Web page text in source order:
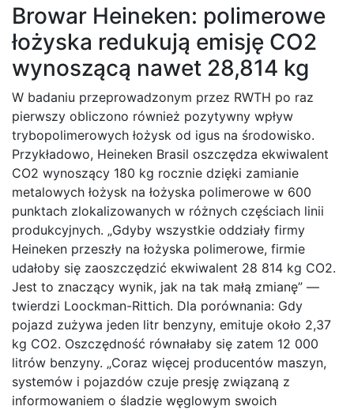
Browar Heineken: polimerowe
łożyska redukują emisję CO2
wynoszącą nawet 28,814 kg
W badaniu przeprowadzonym przez RWTH po raz
pierwszy obliczono również pozytywny wpływ
trybopolimerowych łożysk od igus na środowisko.
Przykładowo, Heineken Brasil oszczędza ekwiwalent
CO2 wynoszący 180 kg rocznie dzięki zamianie
metalowych łożysk na łożyska polimerowe w 600
punktach zlokalizowanych w różnych częściach linii
produkcyjnych. „Gdyby wszystkie oddziały firmy
Heineken przeszły na łożyska polimerowe, firmie
udałoby się zaoszczędzić ekwiwalent 28 814 kg CO2.
Jest to znaczący wynik, jak na tak małą zmianę” —
twierdzi Loockman-Rittich. Dla porównania: Gdy
pojazd zużywa jeden litr benzyny, emituje około 2,37
kg CO2. Oszczędność równałaby się zatem 12 000
litrów benzyny. „Coraz więcej producentów maszyn,
systemów i pojazdów czuje presję związaną z
informowaniem o śladzie węglowym swoich